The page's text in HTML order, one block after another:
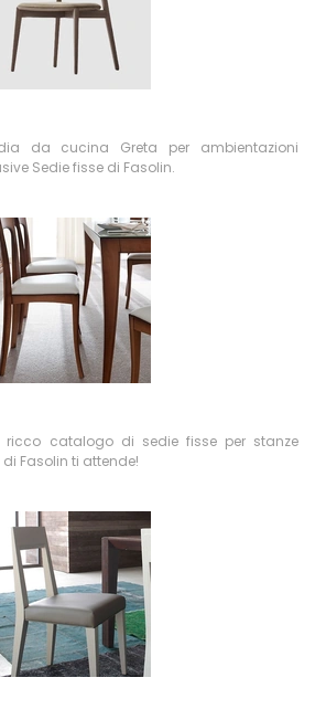
da cucina Greta per ambientazioni
Sedie fisse di Fasolin.
ricco catalogo di sedie fisse per stanze
Fasolin ti attende!